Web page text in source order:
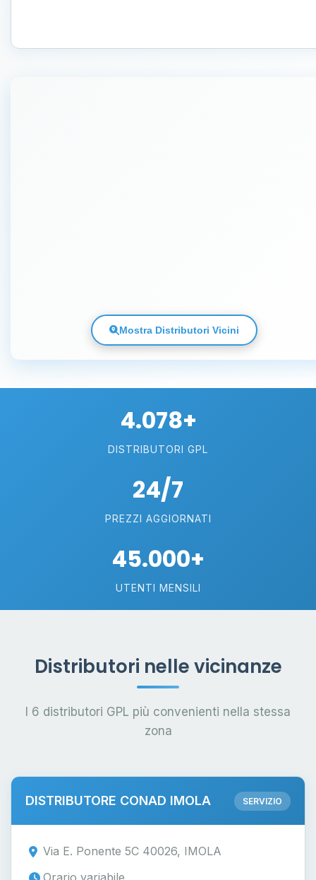
Mostra Distributori Vicini
4.078+
DISTRIBUTORI GPL
24/7
PREZZI AGGIORNATI
45.000+
UTENTI MENSILI
Distributori nelle vicinanze
I 6 distributori GPL più convenienti nella stessa
zona
DISTRIBUTORE CONAD IMOLA SERVIZIO
Via E. Ponente 5C 40026, IMOLA
Orario variabile